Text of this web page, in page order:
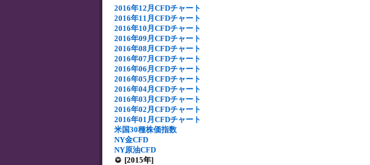
2016年12月CFDチャート
2016年11月CFDチャート
2016年10月CFDチャート
2016年09月CFDチャート
2016年08月CFDチャート
2016年07月CFDチャート
2016年06月CFDチャート
2016年05月CFDチャート
2016年04月CFDチャート
2016年03月CFDチャート
2016年02月CFDチャート
2016年01月CFDチャート
米国30種株価指数
NY金CFD
NY原油CFD
[2015年]